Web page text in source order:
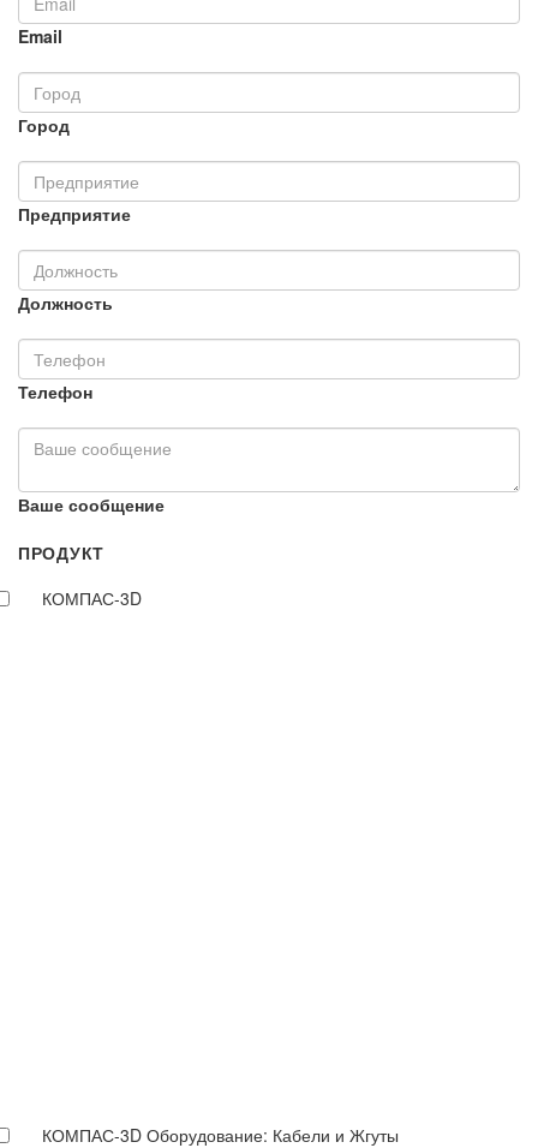
Email
Город
Предприятие
Должность
Телефон
Ваше сообщение
ПРОДУКТ
КОМПАС-3D
КОМПАС-3D Оборудование: Кабели и Жгуты